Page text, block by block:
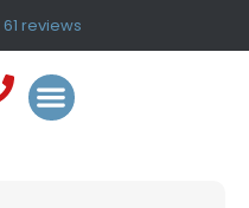
61 reviews